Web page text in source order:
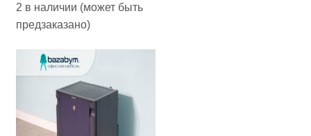
2 в наличии (может быть
предзаказано)